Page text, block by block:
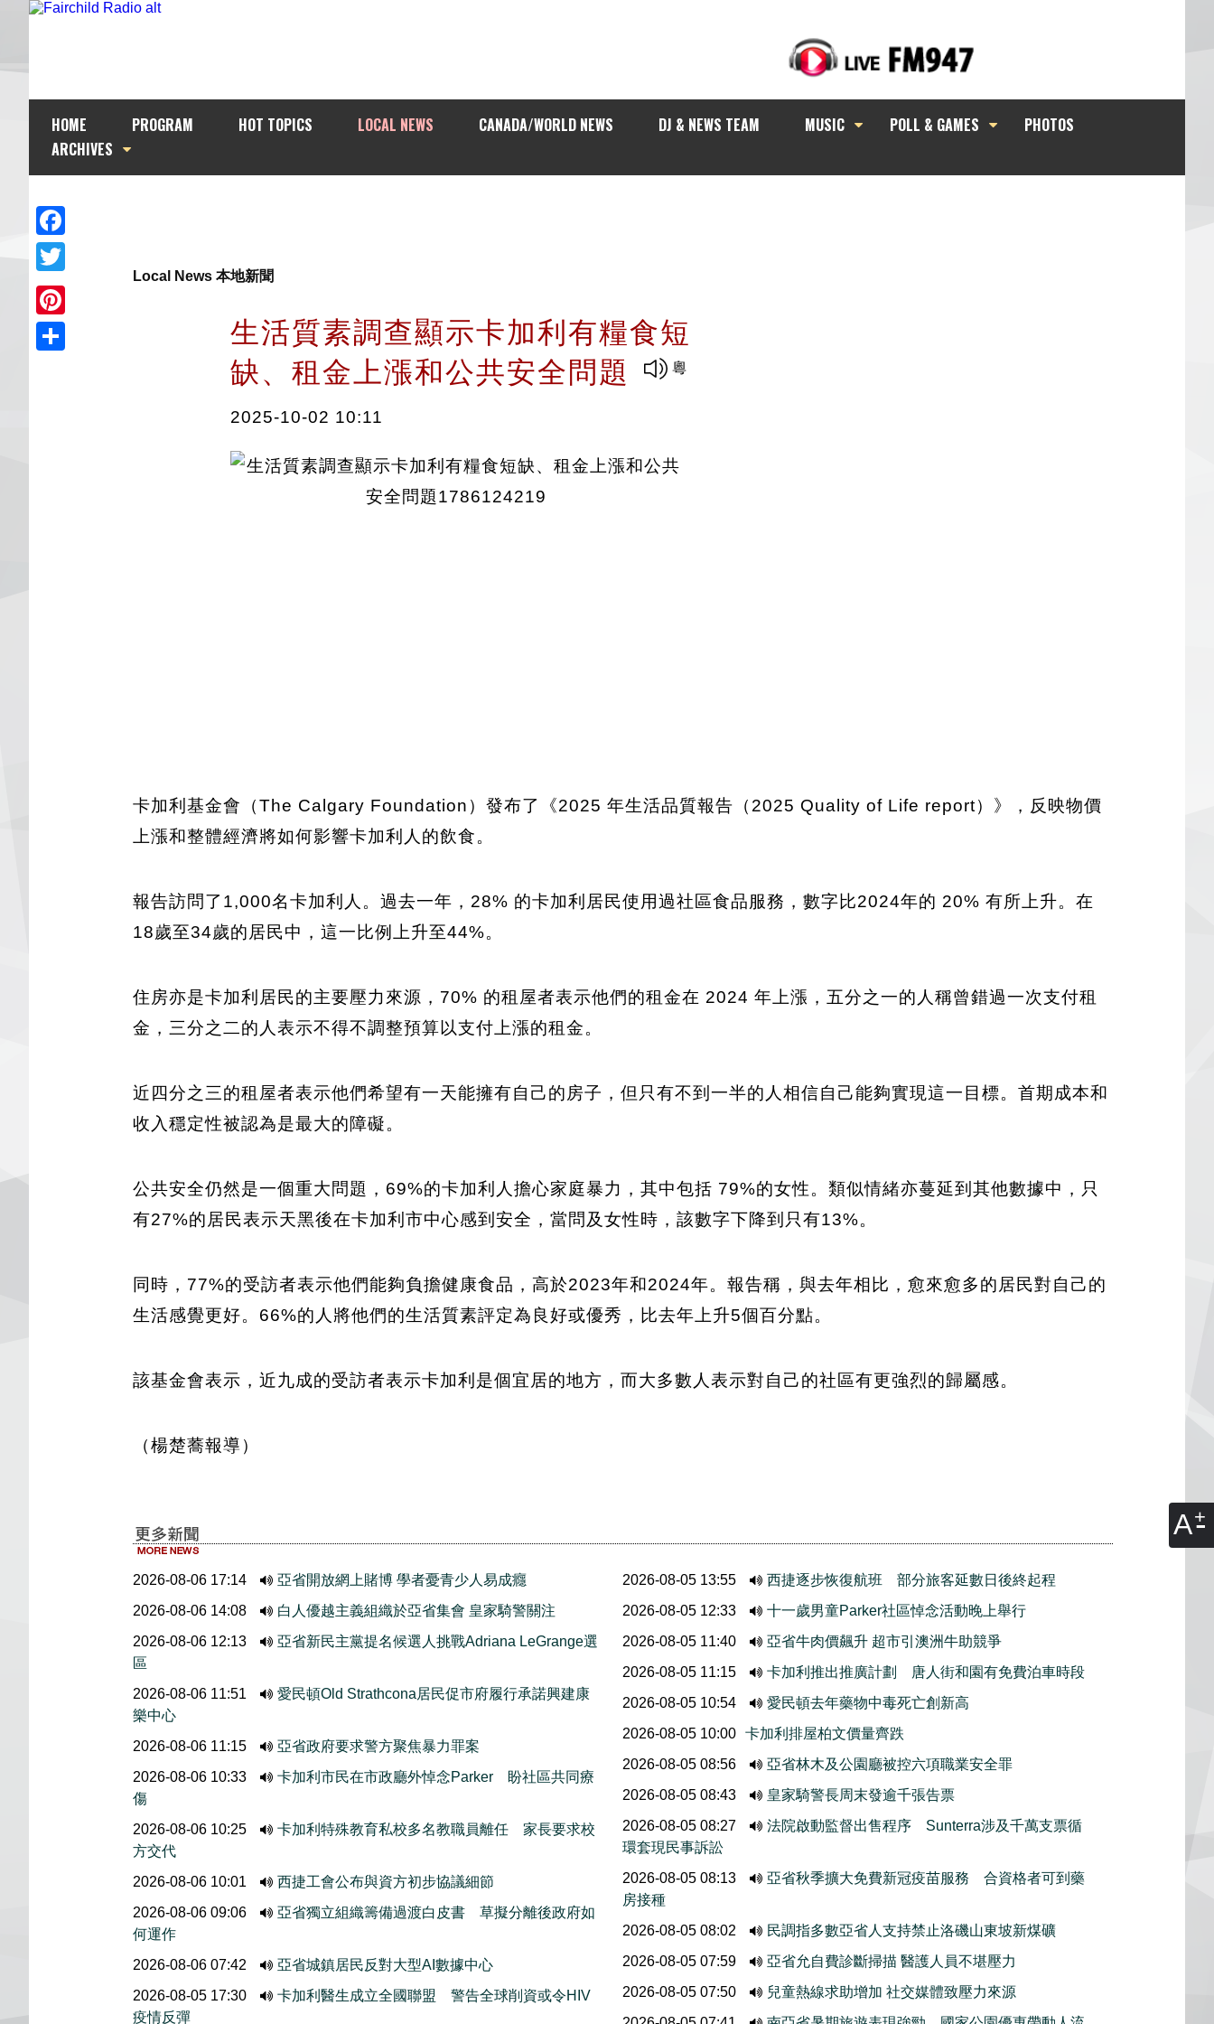
A
HOME PROGRAM HOT TOPICS LOCAL NEWS CANADA/WORLD NEWS DJ & NEWS TEAM MUSIC POLL & GAMES
PHOTOS
ARCHIVES
Facebook
Twitter
Pinterest
Local News 本地新聞
生活質素調查顯示卡加利有糧食短
缺、租金上漲和公共安全問題
2025-10-02 10:11
卡加利基金會（The Calgary Foundation）發布了《2025 年生活品質報告（2025 Quality of Life report）》，反映物價
上漲和整體經濟將如何影響卡加利人的飲食。
報告訪問了1,000名卡加利人。過去一年，28% 的卡加利居民使用過社區食品服務，數字比2024年的 20% 有所上升。在
18歲至34歲的居民中，這一比例上升至44%。
住房亦是卡加利居民的主要壓力來源，70% 的租屋者表示他們的租金在 2024 年上漲，五分之一的人稱曾錯過一次支付租
金，三分之二的人表示不得不調整預算以支付上漲的租金。
近四分之三的租屋者表示他們希望有一天能擁有自己的房子，但只有不到一半的人相信自己能夠實現這一目標。首期成本和
收入穩定性被認為是最大的障礙。
公共安全仍然是一個重大問題，69%的卡加利人擔心家庭暴力，其中包括 79%的女性。類似情緒亦蔓延到其他數據中，只
有27%的居民表示天黑後在卡加利市中心感到安全，當問及女性時，該數字下降到只有13%。
同時，77%的受訪者表示他們能夠負擔健康食品，高於2023年和2024年。報告稱，與去年相比，愈來愈多的居民對自己的
生活感覺更好。66%的人將他們的生活質素評定為良好或優秀，比去年上升5個百分點。
該基金會表示，近九成的受訪者表示卡加利是個宜居的地方，而大多數人表示對自己的社區有更強烈的歸屬感。
（楊楚蕎報導）
2026-08-06 17:14
亞省開放網上賭博 學者憂青少人易成癮
2026-08-06 14:08
白人優越主義組織於亞省集會 皇家騎警關注
2026-08-06 12:13
亞省新民主黨提名候選人挑戰Adriana LeGrange選
區
2026-08-06 11:51
愛民頓Old Strathcona居民促市府履行承諾興建康
樂中心
2026-08-06 11:15
亞省政府要求警方聚焦暴力罪案
2026-08-06 10:33
卡加利市民在市政廳外悼念Parker 盼社區共同療
傷
2026-08-06 10:25
卡加利特殊教育私校多名教職員離任 家長要求校
方交代
2026-08-06 10:01
西捷工會公布與資方初步協議細節
2026-08-06 09:06
亞省獨立組織籌備過渡白皮書 草擬分離後政府如
何運作
2026-08-06 07:42
亞省城鎮居民反對大型AI數據中心
2026-08-05 17:30
卡加利醫生成立全國聯盟 警告全球削資或令HIV
疫情反彈
2026-08-05 13:55
西捷逐步恢復航班 部分旅客延數日後終起程
2026-08-05 12:33
十一歲男童Parker社區悼念活動晚上舉行
2026-08-05 11:40
亞省牛肉價飆升 超市引澳洲牛助競爭
2026-08-05 11:15
卡加利推出推廣計劃 唐人街和園有免費泊車時段
2026-08-05 10:54
愛民頓去年藥物中毒死亡創新高
2026-08-05 10:00
卡加利排屋柏文價量齊跌
2026-08-05 08:56
亞省林木及公園廳被控六項職業安全罪
2026-08-05 08:43
皇家騎警長周末發逾千張告票
2026-08-05 08:27
法院啟動監督出售程序 Sunterra涉及千萬支票循
環套現民事訴訟
2026-08-05 08:13
亞省秋季擴大免費新冠疫苗服務 合資格者可到藥
房接種
2026-08-05 08:02
民調指多數亞省人支持禁止洛磯山東坡新煤礦
2026-08-05 07:59
亞省允自費診斷掃描 醫護人員不堪壓力
2026-08-05 07:50
兒童熱線求助增加 社交媒體致壓力來源